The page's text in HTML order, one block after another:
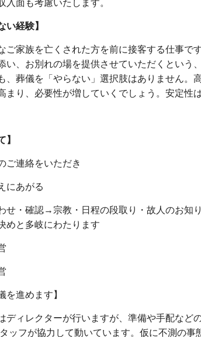
入面も考慮いたします。
い経験】
ご家族を亡くされた方を前に接客する仕事で
い、お別れの場を提供させていただくという
、葬儀を「やらない」選択肢はありません。
まり、必要性が増していくでしょう。安定性
】
ご連絡をいただき
にあがる
せ・確認→宗教・日程の段取り・故人のお知
めと多岐にわたります
を進めます】
ディレクターが行いますが、準備や手配など
ッフが協力して動いています。仮に不測の事